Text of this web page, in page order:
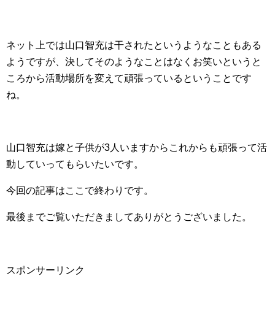
ネット上では山口智充は干されたというようなこともある
ようですが、決してそのようなことはなくお笑いというと
ころから活動場所を変えて頑張っているということです
ね。
山口智充は嫁と子供が3人いますからこれからも頑張って活
動していってもらいたいです。
今回の記事はここで終わりです。
最後までご覧いただきましてありがとうございました。
スポンサーリンク